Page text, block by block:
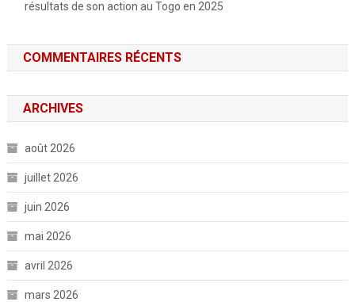
résultats de son action au Togo en 2025
COMMENTAIRES RÉCENTS
ARCHIVES
août 2026
juillet 2026
juin 2026
mai 2026
avril 2026
mars 2026